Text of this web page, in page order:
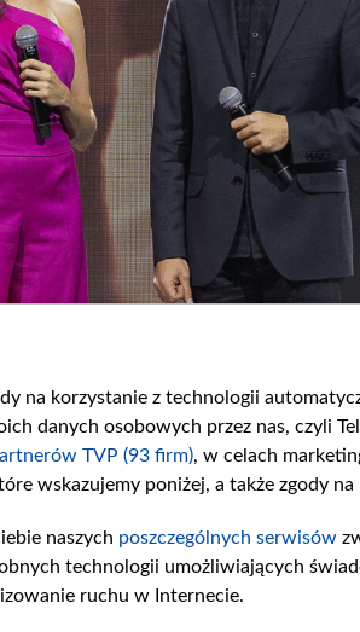
na korzystanie z technologii
danych osobowych przez nas, czyli
TVP (93 firm), w celach
wskazujemy poniżej, a także zgody
naszych poszczególnych serwisów
technologii umożliwiających
ruchu w Internecie.